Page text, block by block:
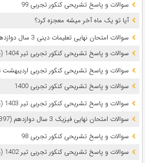
سوالات و پاسخ تشریحی کنکور تجربی 99
آیا تو یک ماه آخر میشه معجزه کرد؟
سوالات امتحان نهایی تعلیمات دینی 3 سال دوازدهم (1397 تا 1405)
سوالات و پاسخ تشریحی کنکور تجربی تیر 1404 (نوبت دوم)
سوالات و پاسخ تشریحی کنکور تجربی اردیبهشت 1404 (نوبت اول)
سوالات و پاسخ تشریحی کنکور تجربی 1400
سوالات و پاسخ تشریحی کنکور تجربی تیر 1403 (نوبت دوم)
سوالات امتحان نهایی فیزیک 3 سال دوازدهم (1397 تا 1405)
سوالات و پاسخ تشریحی کنکور تجربی 98
سوالات و پاسخ تشریحی کنکور تجربی تیر 1402 (نوبت دوم)